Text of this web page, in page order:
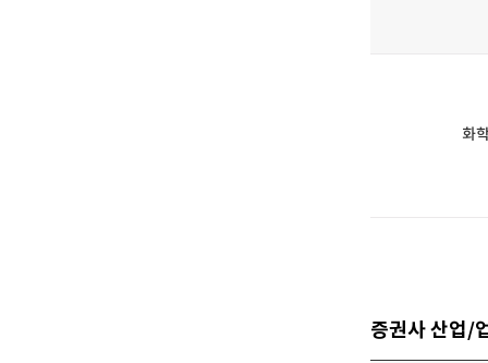
화
증권사 산업/